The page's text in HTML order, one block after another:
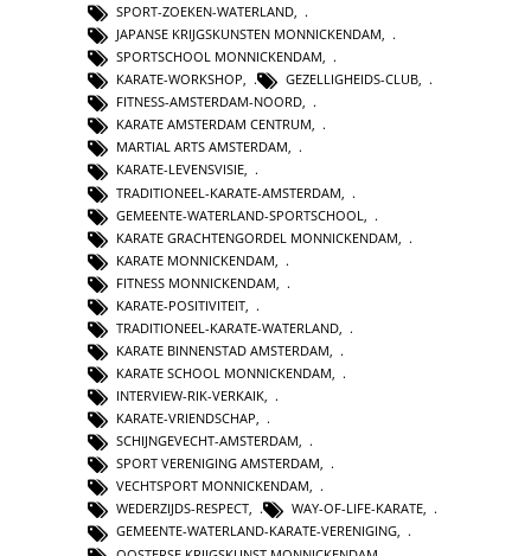
SPORT-ZOEKEN-WATERLAND,
JAPANSE KRIJGSKUNSTEN MONNICKENDAM,
SPORTSCHOOL MONNICKENDAM,
KARATE-WORKSHOP, GEZELLIGHEIDS-CLUB,
FITNESS-AMSTERDAM-NOORD,
KARATE AMSTERDAM CENTRUM,
MARTIAL ARTS AMSTERDAM,
KARATE-LEVENSVISIE,
TRADITIONEEL-KARATE-AMSTERDAM
GEMEENTE-WATERLAND-SPORTSCHOOL
KARATE GRACHTENGORDEL MONNICKENDAM
KARATE MONNICKENDAM
FITNESS MONNICKENDAM
KARATE-POSITIVITEIT
TRADITIONEEL-KARATE-WATERLAND
KARATE BINNENSTAD AMSTERDAM
KARATE SCHOOL MONNICKENDAM,
INTERVIEW-RIK-VERKAIK,
KARATE-VRIENDSCHAP,
SCHIJNGEVECHT-AMSTERDAM,
SPORT VERENIGING AMSTERDAM,
VECHTSPORT MONNICKENDAM,
WEDERZIJDS-RESPECT, WAY-OF-LIFE-KARATE,
GEMEENTE-WATERLAND-KARATE-VERENIGING,